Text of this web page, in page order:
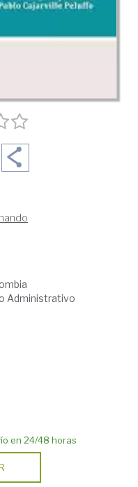
Administrativo
en 24/48 horas